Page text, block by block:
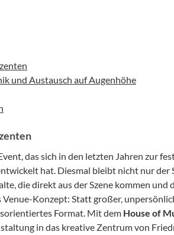
und Austausch auf Augenhöhe
das sich in den letzten Jahren zur
hat. Diesmal bleibt nicht nur der
die direkt aus der Szene kommen und
Konzept: Statt großer,
Format. Mit dem House of
in das kreative Zentrum von